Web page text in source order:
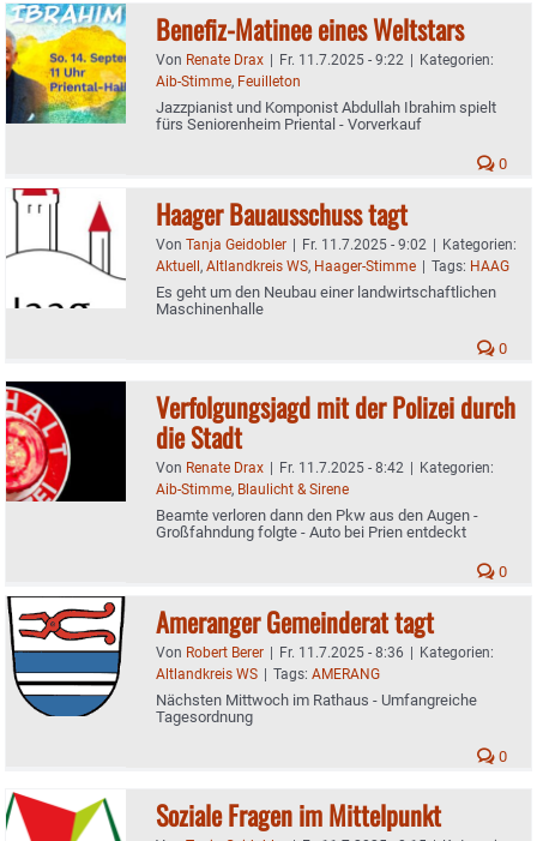
Benefiz-Matinee eines Weltstars
Von Renate Drax | Fr. 11.7.2025 - 9:22 | Kategorien:
Aib-Stimme, Feuilleton
Jazzpianist und Komponist Abdullah Ibrahim spielt
fürs Seniorenheim Priental - Vorverkauf
0
Haager Bauausschuss tagt
Von Tanja Geidobler | Fr. 11.7.2025 - 9:02 | Kategorien:
Aktuell, Altlandkreis WS, Haager-Stimme | Tags: HAAG
Es geht um den Neubau einer landwirtschaftlichen
Maschinenhalle
0
Verfolgungsjagd mit der Polizei durch
die Stadt
Von Renate Drax | Fr. 11.7.2025 - 8:42 | Kategorien:
Aib-Stimme, Blaulicht & Sirene
Beamte verloren dann den Pkw aus den Augen -
Großfahndung folgte - Auto bei Prien entdeckt
0
Ameranger Gemeinderat tagt
Von Robert Berer | Fr. 11.7.2025 - 8:36 | Kategorien:
Altlandkreis WS | Tags: AMERANG
Nächsten Mittwoch im Rathaus - Umfangreiche
Tagesordnung
0
Soziale Fragen im Mittelpunkt